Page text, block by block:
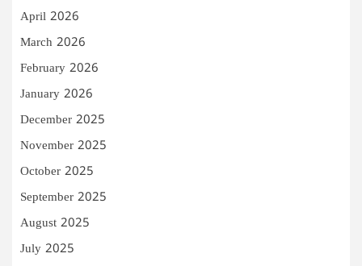
April 2026
March 2026
February 2026
January 2026
December 2025
November 2025
October 2025
September 2025
August 2025
July 2025